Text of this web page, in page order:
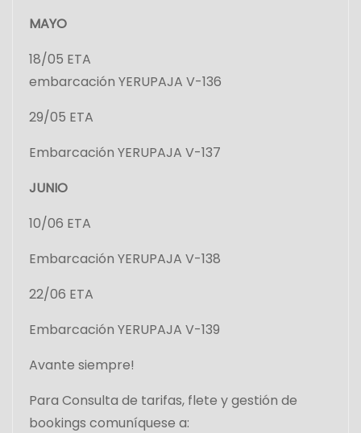
e
t
MAYO
18/05 ETA
embarcación YERUPAJA V-136
29/05 ETA
Embarcación YERUPAJA V-137
JUNIO
10/06 ETA
Embarcación YERUPAJA V-138
22/06 ETA
Embarcación YERUPAJA V-139
Avante siempre!
Para Consulta de tarifas, flete y gestión de
bookings comuníquese a: